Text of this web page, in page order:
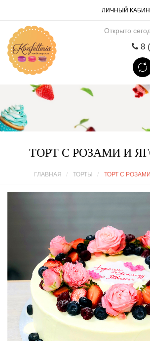
ЛИЧНЫЙ
Открыто
8
ТОРТ С РОЗАМИ И
ГЛАВНАЯ ТОРТЫ ТОРТ С